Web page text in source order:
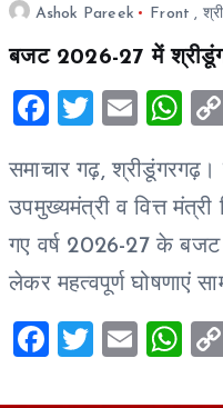
b
o
o
k
er l
s
A
p
p
Ashok Pareek Front ,
बजट 2026-27 में
F
ce
b
o
o
k
T
tt
er
E
ai
l
W
at
s
A
p
p
समाचार गढ़, श्रीडूंगरगढ़।
उपमुख्यमंत्री व वित्त मंत्री
गए वर्ष 2026-27 के बजट
लेकर महत्वपूर्ण घोषणाएं
F
T
E
W